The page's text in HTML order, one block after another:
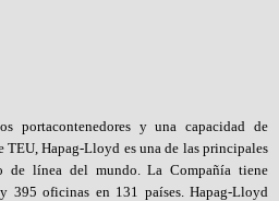
portacontenedores y una capacidad de
Hapag-Lloyd es una de las principales
de línea del mundo. La Compañía tiene
395 oficinas en 131 países. Hapag-Lloyd